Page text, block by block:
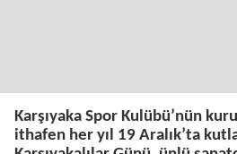
Karşıyaka Spor Kulübü’nün
ithafen her yıl 19 Aralık’ta